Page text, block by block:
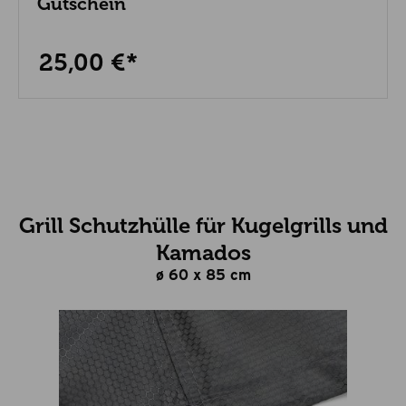
25,00 €*
Grill Schutzhülle für Kugelgrills und
Kamados
ø 60 x 85 cm